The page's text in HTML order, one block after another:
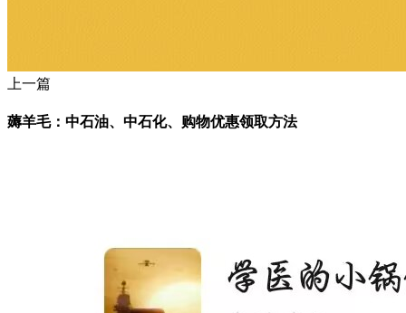
上一篇
薅羊毛：中石油、中石化、购物优惠领取方法